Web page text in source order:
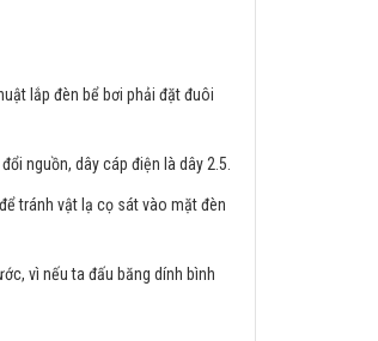
lắp đèn bể bơi phải đặt đuôi
nguồn, dây cáp điện là dây 2.5.
tránh vật lạ cọ sát vào mặt đèn
vì nếu ta đấu băng dính bình